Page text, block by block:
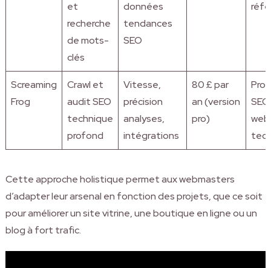
et
recherche
de mots-
clés
données
tendances
SEO
Screaming
Frog
Crawl et
audit SEO
technique
profond
Vitesse,
précision
analyses,
intégrations
80 £ par
an (version
pro)
SEO,
Cette approche holistique permet aux webmasters
d’adapter leur arsenal en fonction des projets, que ce soit
pour améliorer un site vitrine, une boutique en ligne ou un
blog à fort trafic.